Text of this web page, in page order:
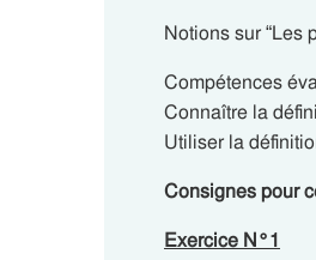
Notions sur “Les
Compétences
Connaître la
Utiliser la
Consignes pour
Exercice N°1